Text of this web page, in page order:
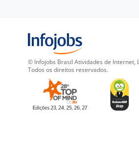
© Infojobs Brasil Atividades de Internet,
Todos os direitos reservados.